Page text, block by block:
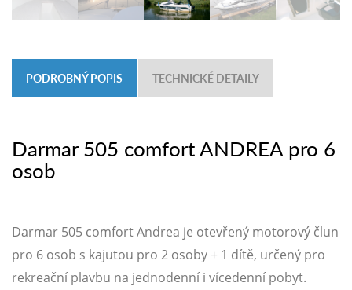
PODROBNÝ POPIS TECHNICKÉ DETAILY
Darmar 505 comfort ANDREA pro 6
osob
Darmar 505 comfort Andrea je otevřený motorový člun
pro 6 osob s kajutou pro 2 osoby + 1 dítě, určený pro
rekreační plavbu na jednodenní i vícedenní pobyt.